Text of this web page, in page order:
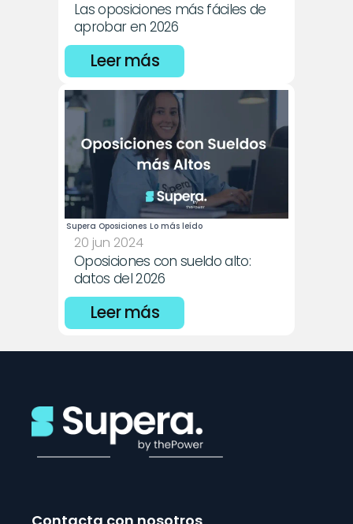
Las oposiciones más fáciles de
aprobar en 2026
Leer más
Supera Oposiciones Lo más leído
20 jun 2024
Oposiciones con sueldo alto:
datos del 2026
Leer más